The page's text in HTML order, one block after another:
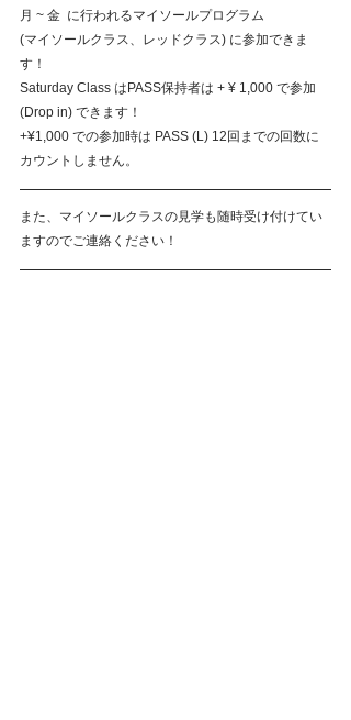
月 ~ 金  に行われるマイソールプログラム
(マイソールクラス、レッドクラス) に参加できま
す！
Saturday Class はPASS保持者は + ¥ 1,000 で参加
(Drop in) できます！
+¥1,000 での参加時は PASS (L) 12回までの回数に
カウントしません。
また、マイソールクラスの見学も随時受け付けてい
ますのでご連絡ください！